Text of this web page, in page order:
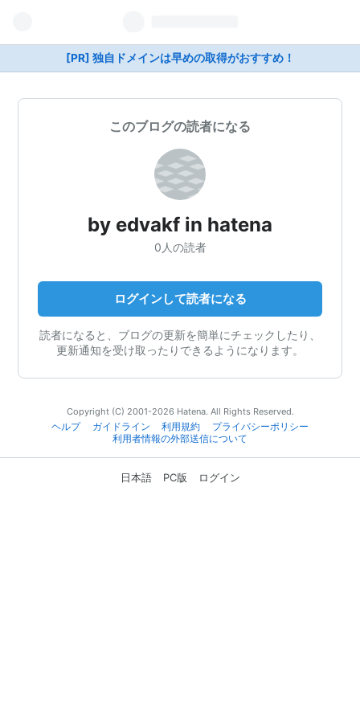
[PR] 独自ドメインは早めの取得がおすすめ！
このブログの読者になる
by edvakf in hatena
0人の読者
ログインして読者になる
読者になると、ブログの更新を簡単にチェックしたり、
更新通知を受け取ったりできるようになります。
Copyright (C) 2001-2026 Hatena. All Rights Reserved.
ヘルプ
ガイドライン 利用規約
プライバシーポリシー
利用者情報の外部送信について
日本語 PC版 ログイン